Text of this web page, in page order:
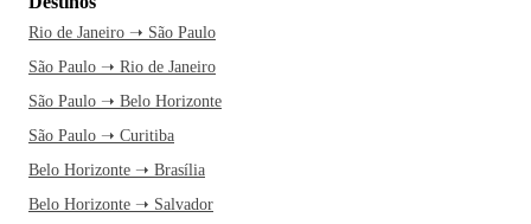
Rio de Janeiro ➝ São Paulo
São Paulo ➝ Rio de Janeiro
São Paulo ➝ Belo Horizonte
São Paulo ➝ Curitiba
Belo Horizonte ➝ Brasília
Belo Horizonte ➝ Salvador